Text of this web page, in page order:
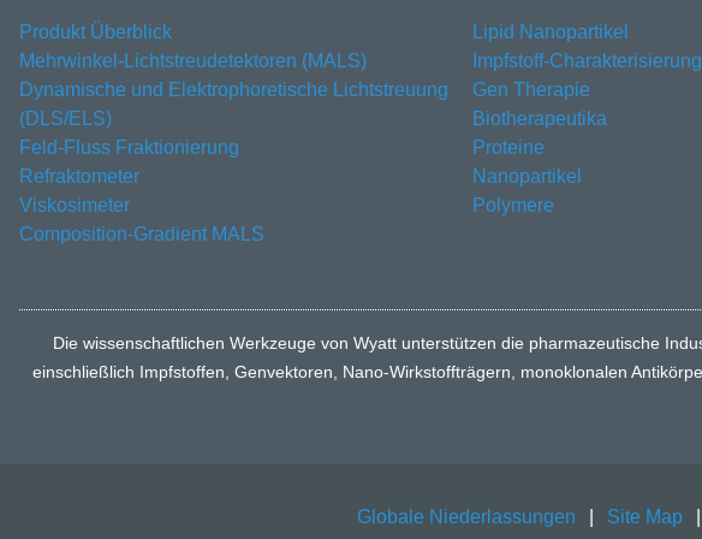
Produkt Überblick
Mehrwinkel-Lichtstreudetektoren (MALS)
Dynamische und Elektrophoretische Lichtstreuung
(DLS/ELS)
Feld-Fluss Fraktionierung
Refraktometer
Viskosimeter
Composition-Gradient MALS
Lipid Nanopartikel
Impfstoff-Charakterisierung
Gen Therapie
Biotherapeutika
Proteine
Nanopartikel
Polymere
Die wissenschaftlichen Werkzeuge von Wyatt unterstützen die pharmazeutische
einschließlich Impfstoffen, Genvektoren, Nano-Wirkstoffträgern, monoklonalen
Globale Niederlassungen Site Map